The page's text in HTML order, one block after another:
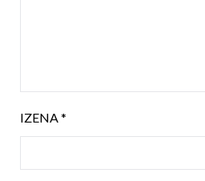
IZENA*